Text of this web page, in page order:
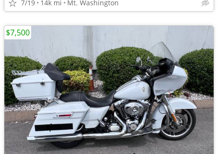
7/19 14k mi Mt. Washington
$7,500